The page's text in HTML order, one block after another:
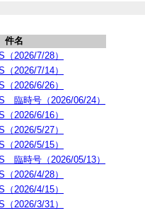
件名
2026/7/28）
2026/7/14）
2026/6/26）
臨時号（2026/06/24）
2026/6/16）
2026/5/27）
2026/5/15）
臨時号（2026/05/13）
2026/4/28）
2026/4/15）
2026/3/31）